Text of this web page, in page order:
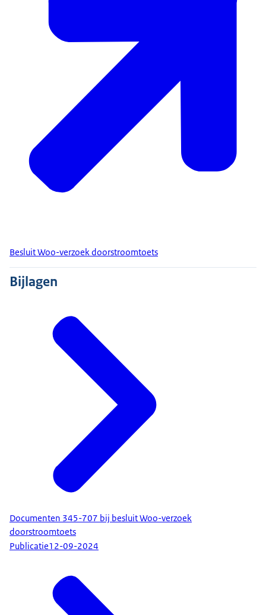
Besluit Woo-verzoek doorstroomtoets
Bijlagen
Documenten 345-707 bij besluit Woo-verzoek
doorstroomtoets
Publicatie12-09-2024